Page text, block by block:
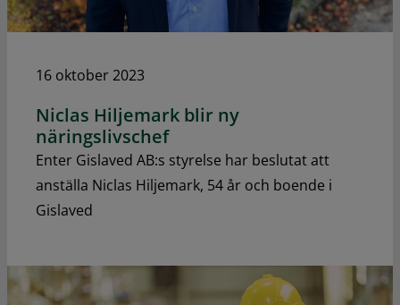
16 oktober 2023
Niclas Hiljemark blir ny
näringslivschef
Enter Gislaved AB:s styrelse har beslutat att
anställa Niclas Hiljemark, 54 år och boende i
Gislaved